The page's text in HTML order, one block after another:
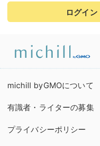
ログイ
michill byGMOについて
有識者・ライターの募集
プライバシーポリシー